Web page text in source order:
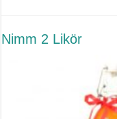
Nimm 2 Likör